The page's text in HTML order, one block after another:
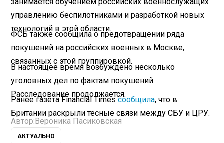
занимается обучением российских военнослужащих
управлению беспилотниками и разработкой новых
технологий в этой области.
ФСБ также сообщила о предотвращении ряда
покушений на российских военных в Москве,
связанных с этой группировкой.
В настоящее время возбуждено несколько
уголовных дел по фактам покушений.
Расследование продолжается.
Ранее газета Financial Timesсообщила, что в
Британии раскрыли тесные связи между СБУ и ЦРУ.
Автор: Вероника Пасиковская
АКТУАЛЬНО